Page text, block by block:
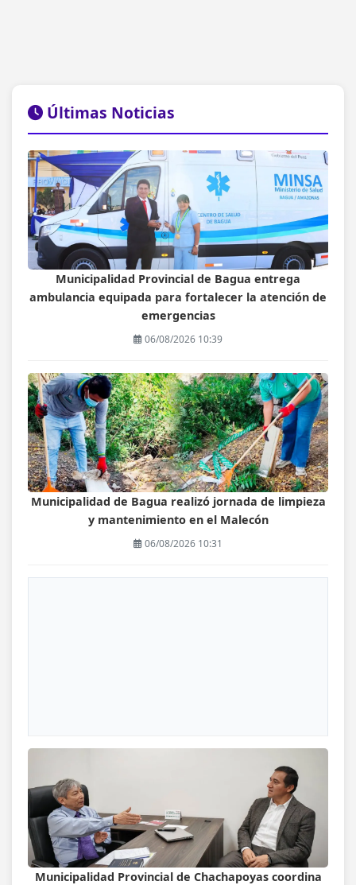
Últimas Noticias
Municipalidad Provincial de Bagua entrega
ambulancia equipada para fortalecer la atención de
emergencias
06/08/2026 10:39
Municipalidad de Bagua realizó jornada de limpieza
y mantenimiento en el Malecón
06/08/2026 10:31
Municipalidad Provincial de Chachapoyas coordina